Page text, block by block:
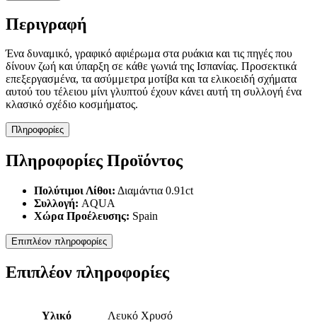
Περιγραφή
Ένα δυναμικό, γραφικό αφιέρωμα στα ρυάκια και τις πηγές που
δίνουν ζωή και ύπαρξη σε κάθε γωνιά της Ισπανίας. Προσεκτικά
επεξεργασμένα, τα ασύμμετρα μοτίβα και τα ελικοειδή σχήματα
αυτού του τέλειου μίνι γλυπτού έχουν κάνει αυτή τη συλλογή ένα
κλασικό σχέδιο κοσμήματος.
Πληροφορίες
Πληροφορίες Προϊόντος
Πολύτιμοι Λίθοι: Διαμάντια 0.91ct
Συλλογή: AQUA
Χώρα Προέλευσης: Spain
Επιπλέον πληροφορίες
Επιπλέον πληροφορίες
Υλικό Λευκό Χρυσό